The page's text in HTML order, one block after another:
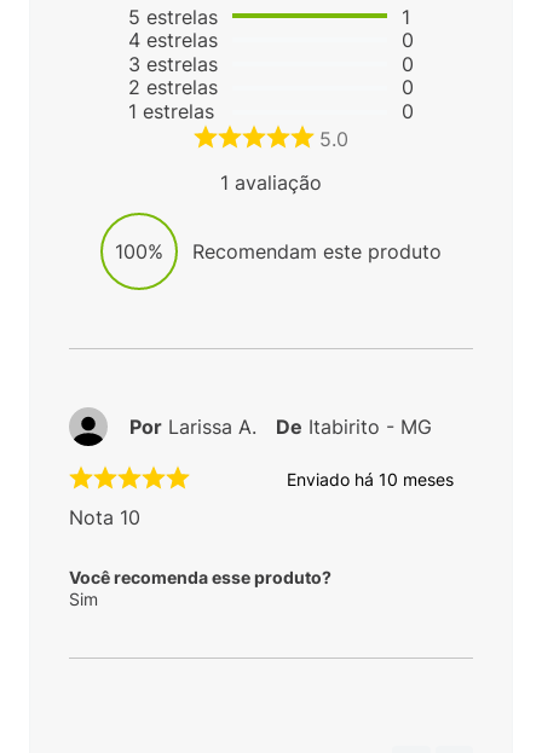
5 estrelas
4 estrelas
3 estrelas
2 estrelas
1 estrelas
1
0
0
0
0
5.0
1 avaliação
100% Recomendam este produto
Enviado há 10 meses
Nota 10
Você recomenda esse produto?
Sim
Por Larissa A. De Itabirito - MG